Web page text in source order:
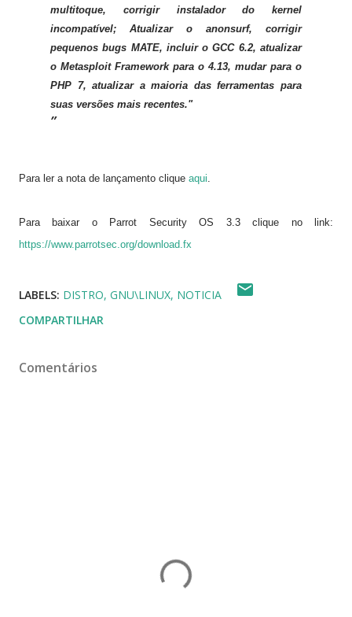
multitoque, corrigir instalador do kernel
incompatível; Atualizar o anonsurf, corrigir
pequenos bugs MATE, incluir o GCC 6.2, atualizar
o Metasploit Framework para o 4.13, mudar para o
PHP 7, atualizar a maioria das ferramentas para
suas versões mais recentes."
Para ler a nota de lançamento clique aqui.
Para baixar o Parrot Security OS 3.3clique no link:
https://www.parrotsec.org/download.fx
LABELS: DISTRO GNU\LINUX NOTICIA
COMPARTILHAR
Comentários